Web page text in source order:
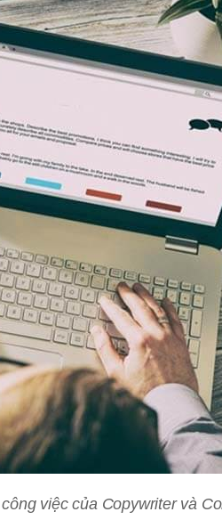
việc của Copywriter và